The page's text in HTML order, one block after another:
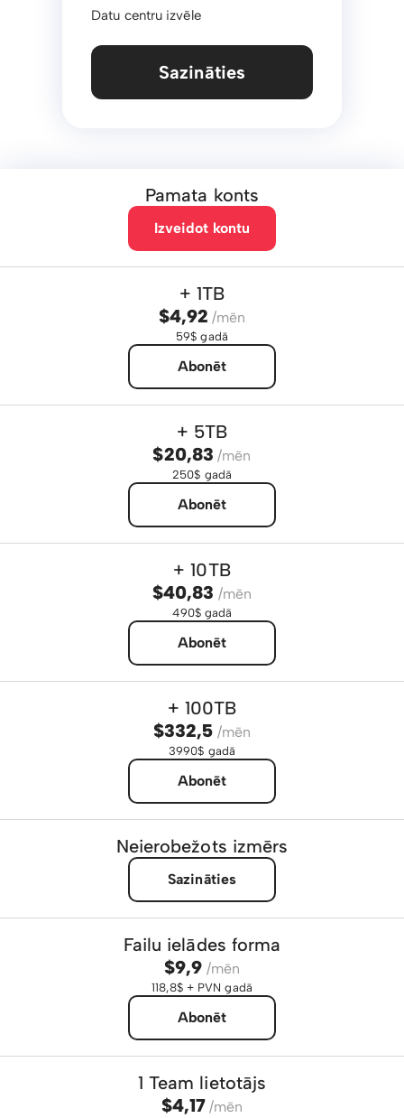
Datu centru izvēle
Sazināties
Pamata konts
Izveidot kontu
+ 1TB
$4,92 /mēn
59$ gadā
Abonēt
+ 5TB
$20,83 /mēn
250$ gadā
Abonēt
+ 10TB
$40,83 /mēn
490$ gadā
Abonēt
+ 100TB
$332,5 /mēn
3990$ gadā
Abonēt
Neierobežots izmērs
Sazināties
Failu ielādes forma
$9,9 /mēn
118,8$ + PVN gadā
Abonēt
1 Team lietotājs
$4,17 /mēn